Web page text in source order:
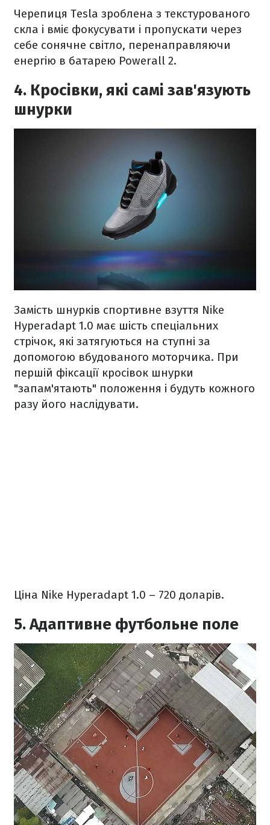
Черепиця Tesla зроблена з текстурованого
скла і вміє фокусувати і пропускати через
себе сонячне світло, перенаправляючи
енергію в батарею Powerall 2.
4. Кросівки, які самі зав'язують
шнурки
Замість шнурків спортивне взуття Nike
Hyperadapt 1.0 має шість спеціальних
стрічок, які затягуються на ступні за
допомогою вбудованого моторчика. При
першій фіксації кросівок шнурки
"запам'ятають" положення і будуть кожного
разу його наслідувати.
Ціна Nike Hyperadapt 1.0 – 720 доларів.
5. Адаптивне футбольне поле